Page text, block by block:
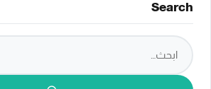
Search
ابحث في الموقع